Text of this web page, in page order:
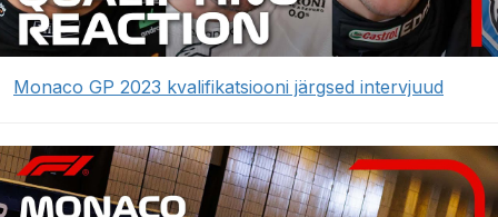
Monaco GP 2023 kvalifikatsiooni järgsed intervjuud